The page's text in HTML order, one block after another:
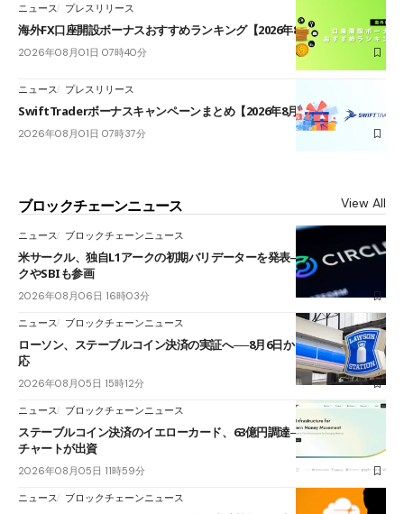
ニュース プレスリリース
海外FX口座開設ボーナスおすすめランキング【2026年8月最新】
2026年08月01日 07時40分
ニュース プレスリリース
SwiftTraderボーナスキャンペーンまとめ【2026年8月最新】
2026年08月01日 07時37分
ブロックチェーンニュース View All
ニュース ブロックチェーンニュース
米サークル、独自L1アークの初期バリデーターを発表――ブラックロッ
クやSBIも参画
2026年08月06日 16時03分
ニュース ブロックチェーンニュース
ローソン、ステーブルコイン決済の実証へ──8月6日からJPYCやUSDC対
応
2026年08月05日 15時12分
ニュース ブロックチェーンニュース
ステーブルコイン決済のイエローカード、63億円調達──ソニーやスタン
チャートが出資
2026年08月05日 11時59分
ニュース ブロックチェーンニュース